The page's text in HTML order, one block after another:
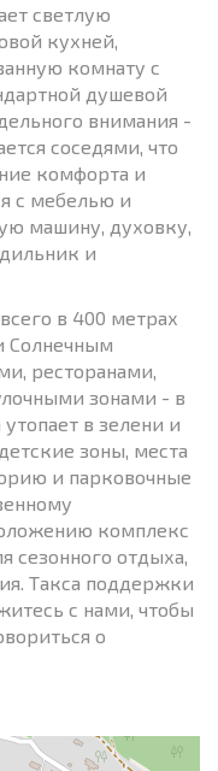
светлую
кухней,
комнату с
душевой
внимания -
соседями, что
комфорта и
с мебелью и
машину, духовку,
и
в 400 метрах
Солнечным
ресторанами,
зонами - в
в зелени и
зоны, места
и парковочные
комплекс
сезонного отдыха,
Такса поддержки
с нами, чтобы
о